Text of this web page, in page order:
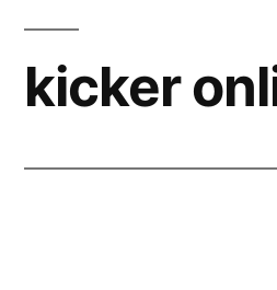
kicker